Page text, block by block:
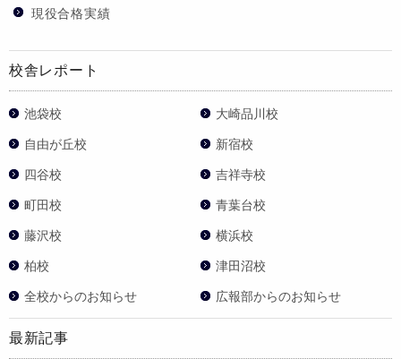
現役合格実績
校舎レポート
池袋校 大崎品川校
自由が丘校 新宿校
四谷校 吉祥寺校
町田校 青葉台校
藤沢校 横浜校
柏校 津田沼校
全校からのお知らせ 広報部からのお知らせ
最新記事